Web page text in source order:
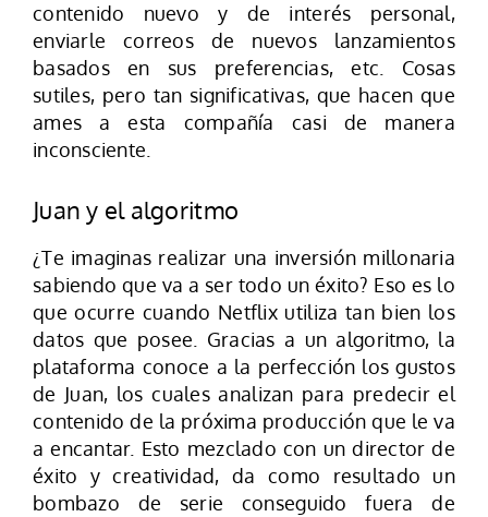
contenido nuevo y de interés personal,
enviarle correos de nuevos lanzamientos
basados en sus preferencias, etc. Cosas
sutiles, pero tan significativas, que hacen que
ames a esta compañía casi de manera
inconsciente.
Juan y el algoritmo
¿Te imaginas realizar una inversión millonaria
sabiendo que va a ser todo un éxito? Eso es lo
que ocurre cuando Netflix utiliza tan bien los
datos que posee. Gracias a un algoritmo, la
plataforma conoce a la perfección los gustos
de Juan, los cuales analizan para predecir el
contenido de la próxima producción que le va
a encantar. Esto mezclado con un director de
éxito y creatividad, da como resultado un
bombazo de serie conseguido fuera de